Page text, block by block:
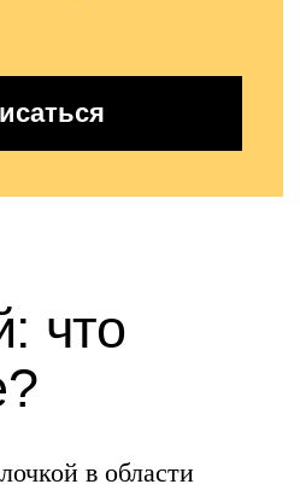
в области